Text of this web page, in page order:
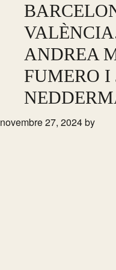
contentANDREA
FUMERO I
novembre 27, 2024by